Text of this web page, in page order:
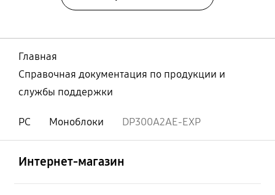
Главная
Справочная документация по продукции и
службы поддержки
PC Моноблоки DP300A2AE-EXP
Интернет-магазин